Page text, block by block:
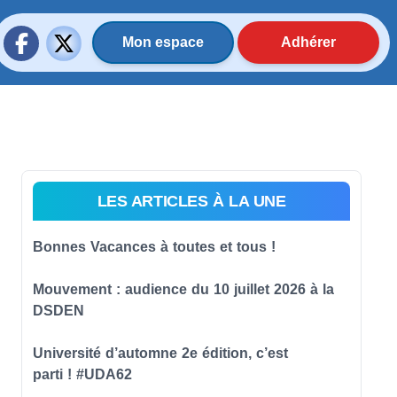
Mon espace Adhérer
LES ARTICLES À LA UNE
Bonnes Vacances à toutes et tous !
Mouvement : audience du 10 juillet 2026 à la
DSDEN
Université d’automne 2e édition, c’est
parti ! #UDA62